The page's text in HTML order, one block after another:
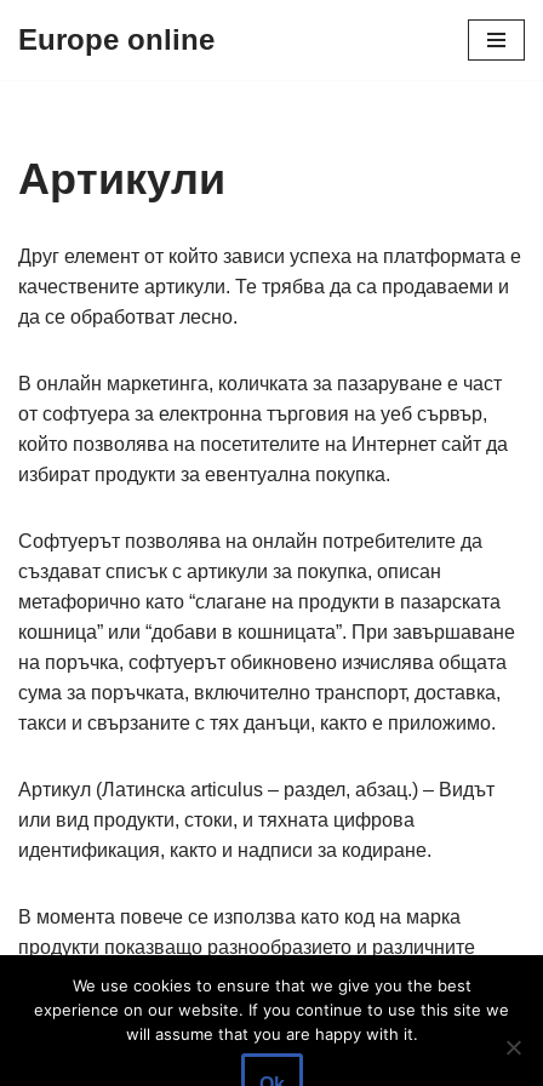
Europe online
Артикули
Друг елемент от който зависи успеха на платформата е
качествените артикули. Те трябва да са продаваеми и
да се обработват лесно.
В онлайн маркетинга, количката за пазаруване е част
от софтуера за електронна търговия на уеб сървър,
който позволява на посетителите на Интернет сайт да
избират продукти за евентуална покупка.
Софтуерът позволява на онлайн потребителите да
създават списък с артикули за покупка, описан
метафорично като “слагане на продукти в пазарската
кошница” или “добави в кошницата”. При завършаване
на поръчка, софтуерът обикновено изчислява общата
сума за поръчката, включително транспорт, доставка,
такси и свързаните с тях данъци, както е приложимо.
Артикул (Латинска articulus – раздел, абзац.) – Видът
или вид продукти, стоки, и тяхната цифрова
идентификация, както и надписи за кодиране.
В момента повече се използва като код на марка
продукти показващо разнообразието и различните
видове от тази марка. В момента се използва за
организацията на счетоводната система и връзка
между продавача на стоките, които предлага.
We use cookies to ensure that we give you the best
experience on our website. If you continue to use this site we
will assume that you are happy with it.